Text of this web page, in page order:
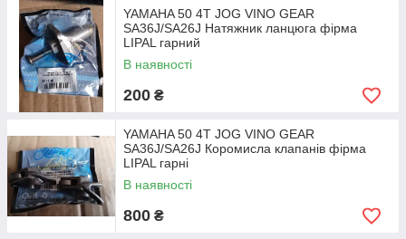
YAMAHA 50 4T JOG VINO GEAR
SA36J/SA26J Натяжник ланцюга фірма
LIPAL гарний
В наявності
200 ₴
YAMAHA 50 4T JOG VINO GEAR
SA36J/SA26J Коромисла клапанів фірма
LIPAL гарні
В наявності
800 ₴